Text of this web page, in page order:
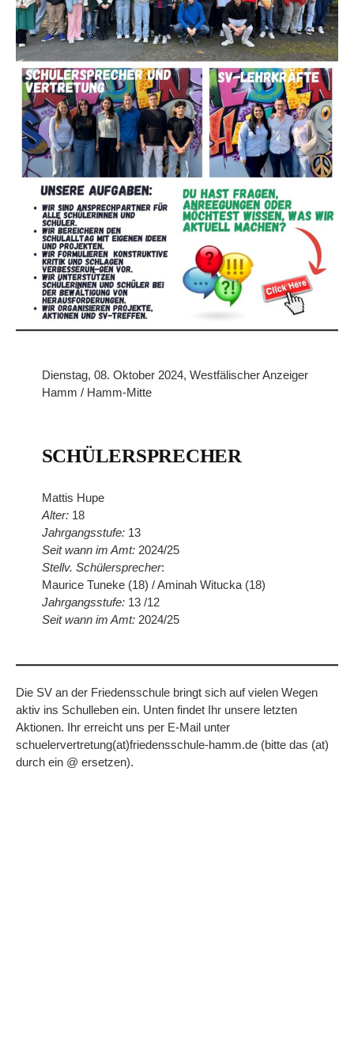
Dienstag, 08. Oktober 2024, Westfälischer Anzeiger
Hamm / Hamm-Mitte
SCHÜLERSPRECHER
Mattis Hupe
Alter: 18
Jahrgangsstufe:13
Seit wann im Amt: 2024/25
Stellv. Schülersprecher:
Maurice Tuneke (18) / Aminah Witucka (18)
Jahrgangsstufe: 13 /12
Seit wann im Amt:2024/25
Die SV an der Friedensschule bringt sich auf vielen Wegen
aktiv ins Schulleben ein. Unten findet Ihr unsere letzten
Aktionen. Ihr erreicht uns per E-Mail unter
schuelervertretung(at)friedensschule-hamm.de (bitte das (at)
durch ein @ ersetzen).